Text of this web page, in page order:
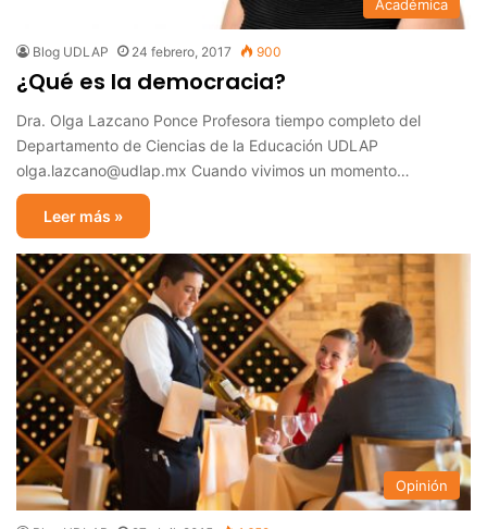
Académica
Blog UDLAP 24 febrero, 2017 900
¿Qué es la democracia?
Dra. Olga Lazcano Ponce Profesora tiempo completo del
Departamento de Ciencias de la Educación UDLAP
olga.lazcano@udlap.mx Cuando vivimos un momento…
Leer más »
Opinión